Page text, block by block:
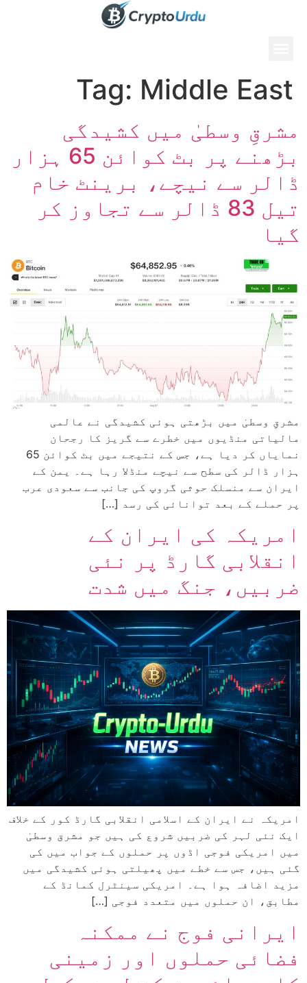
Tag: Middle East
مشرقِ وسطیٰ میں کشیدگی
بڑھنے پر بٹ کوائن 65 ہزار
ڈالر سے نیچے، برینٹ خام
تیل 83 ڈالر سے تجاوز کر
گیا
مشرقِ وسطیٰ میں بڑھتی ہوئی کشیدگی نے عالمی
مالیاتی منڈیوں میں خطرے سے گریز کا رجحان
نمایاں کر دیا ہے، جس کے نتیجے میں بٹ کوائن 65
ہزار ڈالر کی سطح سے نیچے منڈلا رہا ہے۔ یمن کے
ایران سے منسلک حوثی گروپ کی جانب سے سعودی عرب
پر حملے کے بعد توانائی کی رسد […]
امریکہ کی ایران کے
انقلابی گارڈ پر نئی
ضربیں، جنگ میں شدت
امریکہ نے ایران کے اسلامی انقلابی گارڈ کور کے خلاف
ایک نئی لہر کی ضربیں شروع کی ہیں جو مشرق وسطیٰ
میں امریکی فوجی اڈوں پر حملوں کے جواب میں کی
گئی ہیں، جس سے خطے میں پھیلتی ہوئی کشیدگی میں
مزید اضافہ ہوا ہے۔ امریکی سینٹرل کمانڈ کے
مطابق، ان حملوں میں متعدد فوجی […]
ایرانی فوج نے ممکنہ
فضائی حملوں اور زمینی